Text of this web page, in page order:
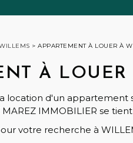
> APPARTEMENT À LOUER À
À
location d'un appartement
IMMOBILIER se
votre recherche à